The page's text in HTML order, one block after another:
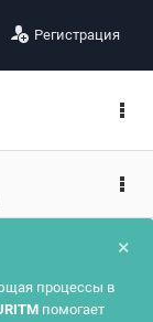
Регистрация
×
процессы в
помогает